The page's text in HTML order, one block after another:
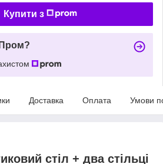
Купити з
Доставка Оплата Умови
стіл + два стільці